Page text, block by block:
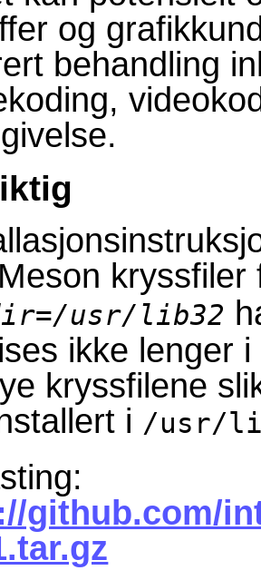
og
behandling
usr/lib32
ikke lenger
kryssfilene
i /usr/
github.com/